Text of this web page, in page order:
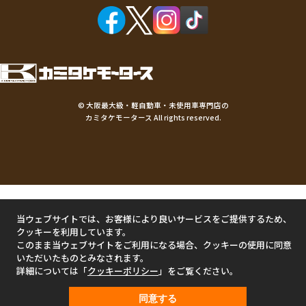
© 大阪最大級・軽自動車・未使用車専門店の
カミタケモータース All rights reserved.
当ウェブサイトでは、お客様により良いサービスをご提供するため、
クッキーを利用しています。
このまま当ウェブサイトをご利用になる場合、クッキーの使用に同意
いただいたものとみなされます。
詳細については「クッキーポリシー 」をご覧ください。
同意する